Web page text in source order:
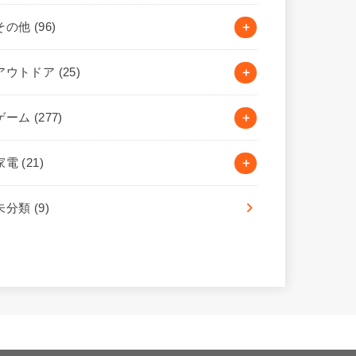
の他 (96)
ウトドア (25)
ーム (277)
電 (21)
分類 (9)